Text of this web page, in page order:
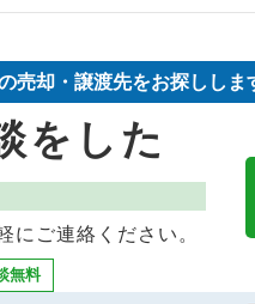
売却・譲渡先をお探ししま
をした
にご連絡ください。
無料